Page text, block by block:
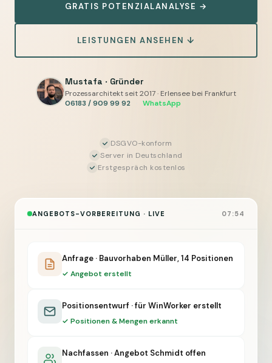
Aufmaß
und
Foto
entsteht
Positionsentwurf
für
Sie
prüfen
und
GRATIS POTENZIALANALYSE →
LEISTUNGEN ANSEHEN ↓
Mustafa · Gründer
Prozessarchitekt seit 2017 · Erlensee bei Frankfurt
06183 / 909 99 92
WhatsApp
DSGVO-konform
Server in Deutschland
Erstgespräch kostenlos
ANGEBOTS-VORBEREITUNG · LIVE 07:54
Anfrage · Bauvorhaben Müller, 14 Positionen
✓ Angebot erstellt
Positionsentwurf · für WinWorker erstellt
✓ Positionen & Mengen erkannt
Nachfassen · Angebot Schmidt offen